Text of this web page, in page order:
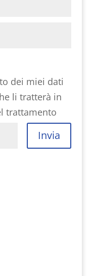
dei miei dati
li tratterà in
trattamento
Invia